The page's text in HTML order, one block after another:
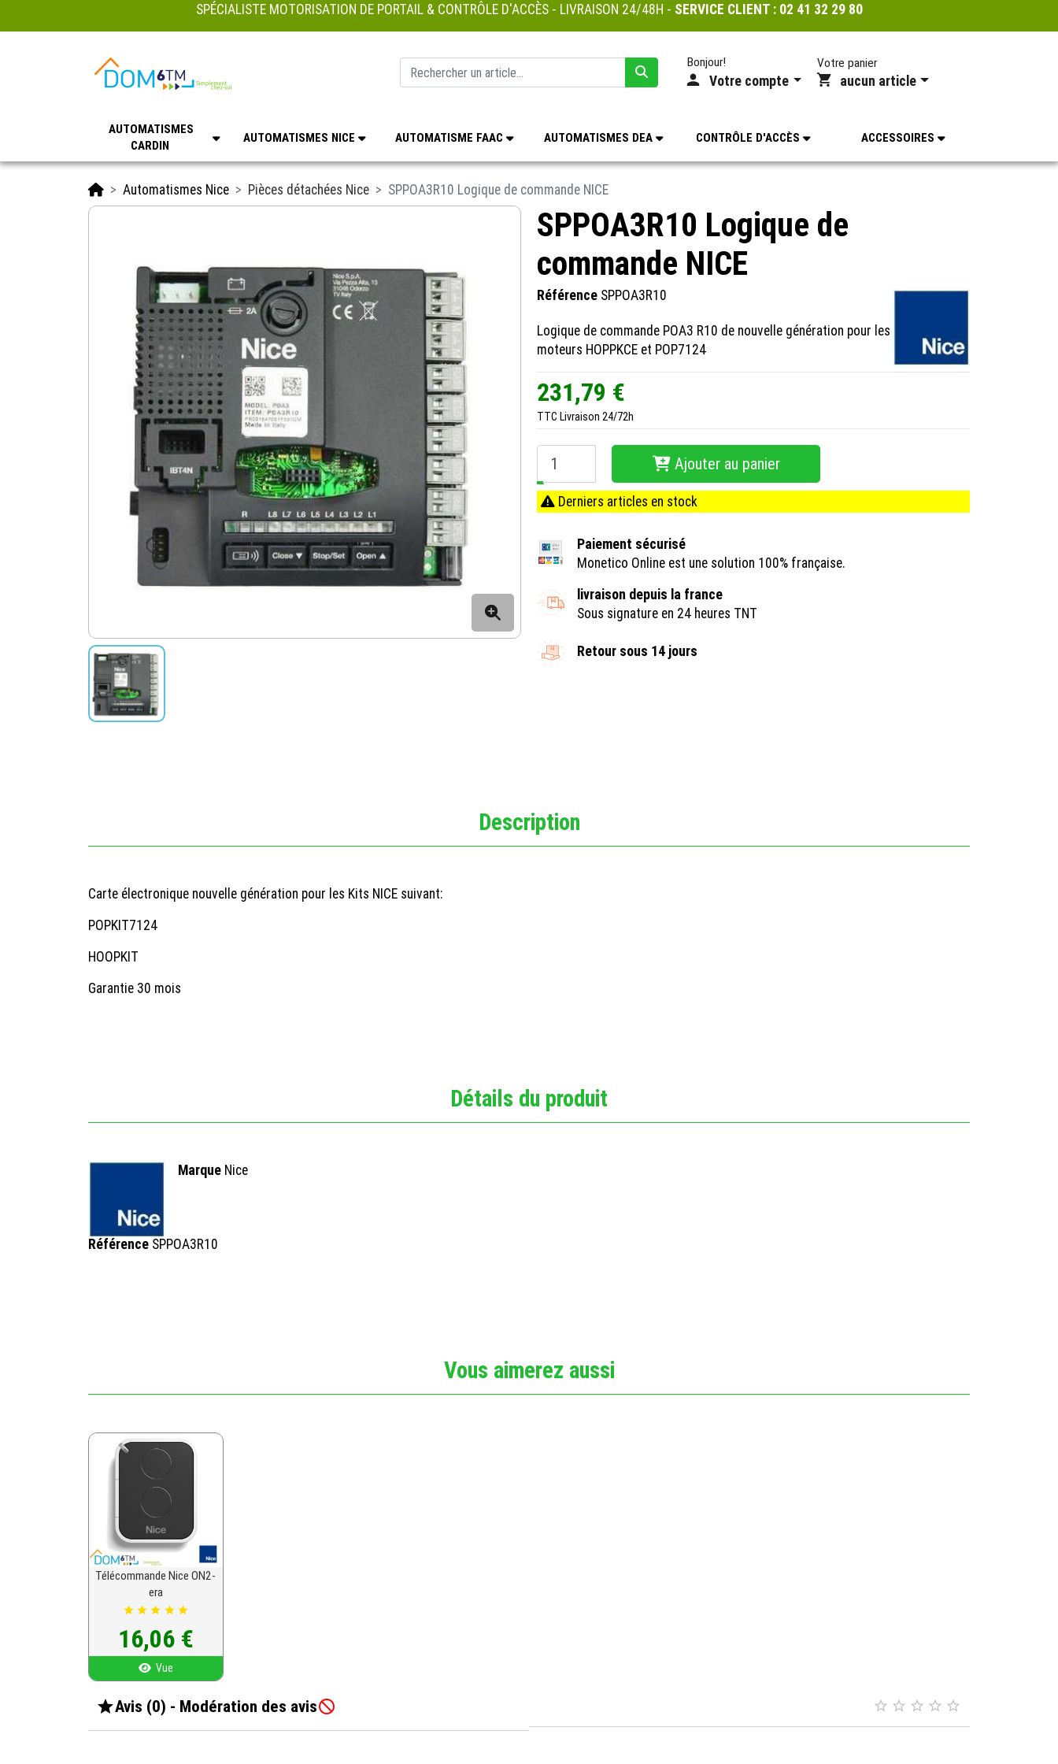
SPÉCIALISTE MOTORISATION DE PORTAIL & CONTRÔLE D'ACCÈS - LIVRAISON 24/48H - SERVICE CLIENT : 02 41 32 29 80
Bonjour!
Votre compte
Votre panier
aucun article
AUTOMATISMES
CARDIN
AUTOMATISMES NICE AUTOMATISME FAAC AUTOMATISMES DEA CONTRÔLE D'ACCÈS ACCESSOIRES
AccueilAutomatismes Nice Pièces détachées Nice SPPOA3R10 Logique de commande NICE
SPPOA3R10 Logique de
commande NICE
Référence SPPOA3R10
Logique de commande POA3 R10 de nouvelle génération pour les
moteurs HOPPKCE et POP7124
231,79 €
TTC Livraison 24/72h
+
−
Ajouter au panier
Derniers articles en stock
Paiement sécurisé
Monetico Online est une solution 100% française.
livraison depuis la france
Sous signature en 24 heures TNT
Retour sous 14 jours
Description
Carte électronique nouvelle génération pour les Kits NICE suivant:
POPKIT7124
HOOPKIT
Garantie 30 mois
Détails du produit
Marque Nice
Référence SPPOA3R10
Vous aimerez aussi
Télécommande Nice ON2-
era
    
Prix
16,06 €
Vue
Avis (0) - Modération des avis     